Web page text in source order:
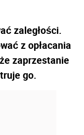
zaległości.
z opłacania
zaprzestanie
go.